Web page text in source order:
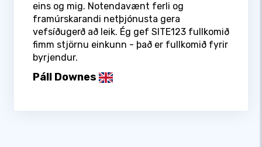
eins og mig. Notendavænt ferli og
framúrskarandi netþjónusta gera
vefsíðugerð að leik. Ég gef SITE123 fullkomið
fimm stjörnu einkunn - það er fullkomið fyrir
byrjendur.
Páll Downes